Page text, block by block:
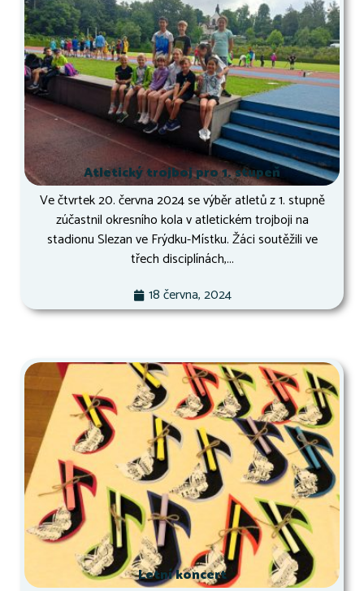
Atletický trojboj pro 1. stupeň
Ve čtvrtek 20. června 2024 se výběr atletů z 1. stupně
zúčastnil okresního kola v atletickém trojboji na
stadionu Slezan ve Frýdku-Místku. Žáci soutěžili ve
třech disciplínách,...
18 června, 2024
Letní koncert